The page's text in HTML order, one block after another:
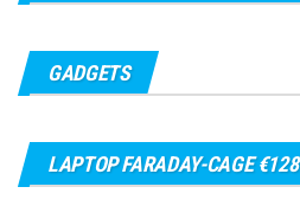
GADGETS
LAPTOP FARADAY-CAGE €128